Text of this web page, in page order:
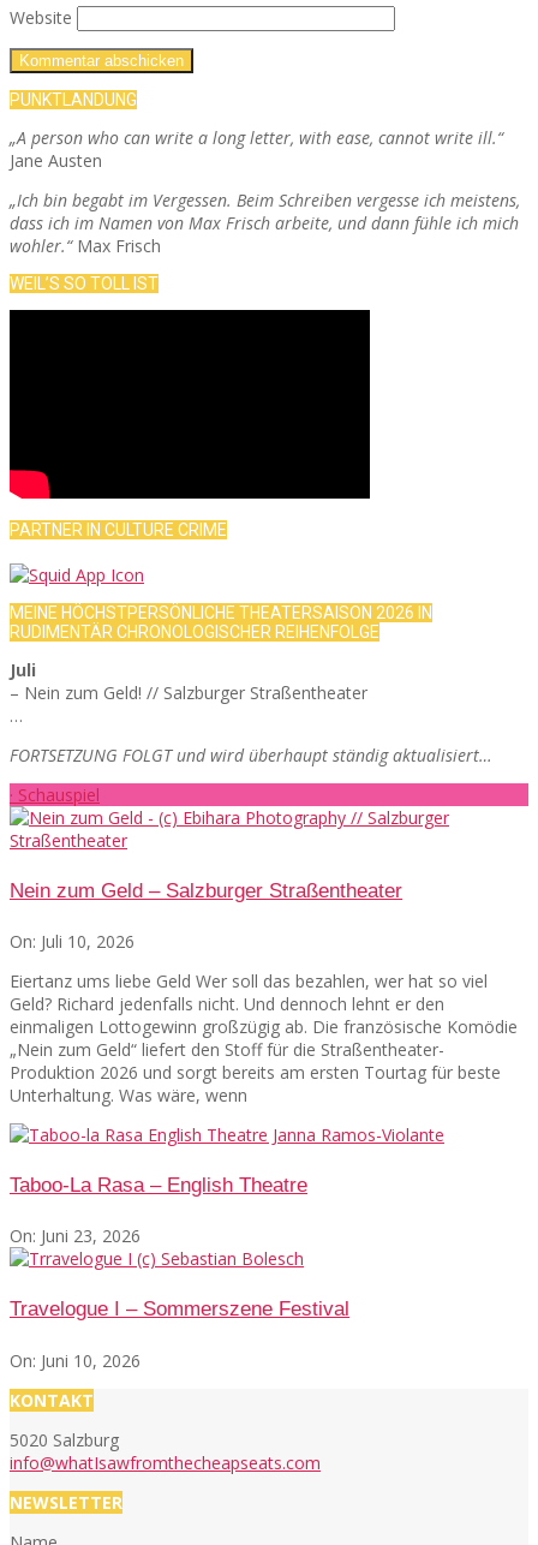
Website
PUNKTLANDUNG
„A person who can write a long letter, with ease, cannot write ill.“
Jane Austen
„Ich bin begabt im Vergessen. Beim Schreiben vergesse ich meistens,
dass ich im Namen von Max Frisch arbeite, und dann fühle ich mich
wohler.“Max Frisch
WEIL’S SO TOLL IST
PARTNER IN CULTURE CRIME
MEINE HÖCHSTPERSÖNLICHE THEATERSAISON 2026 IN
RUDIMENTÄR CHRONOLOGISCHER REIHENFOLGE
Juli
– Nein zum Geld! // Salzburger Straßentheater
…
FORTSETZUNG FOLGT und wird überhaupt ständig aktualisiert…
· Schauspiel
Nein zum Geld – Salzburger Straßentheater
On: Juli 10, 2026
Eiertanz ums liebe Geld Wer soll das bezahlen, wer hat so viel
Geld? Richard jedenfalls nicht. Und dennoch lehnt er den
einmaligen Lottogewinn großzügig ab. Die französische Komödie
„Nein zum Geld“ liefert den Stoff für die Straßentheater-
Produktion 2026 und sorgt bereits am ersten Tourtag für beste
Unterhaltung. Was wäre, wenn
Taboo-La Rasa – English Theatre
On: Juni 23, 2026
Travelogue I – Sommerszene Festival
On: Juni 10, 2026
KONTAKT
5020 Salzburg
info@whatIsawfromthecheapseats.com
NEWSLETTER